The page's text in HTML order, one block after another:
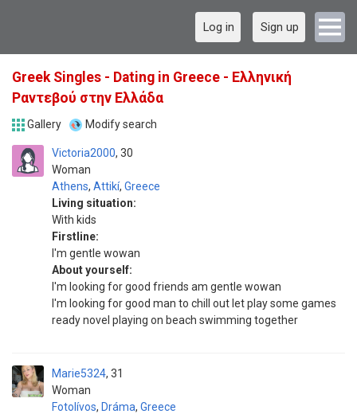
Log in Sign up
Greek Singles - Dating in Greece - Ελληνική
Ραντεβού στην Ελλάδα
Gallery Modify search
Victoria2000
Woman
30
Athens, Attikí, Greece
Living situation:
With kids
Firstline:
I'm gentle wowan
About yourself:
I'm looking for good friends am gentle wowan
I'm looking for good man to chill out let play some games
ready novel playing on beach swimming together
Marie5324
Woman
31
Fotolívos, Dráma, Greece